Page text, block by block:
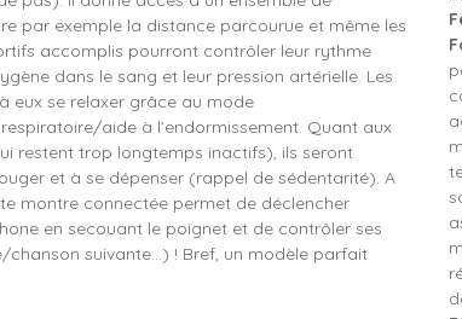
par exemple la distance parcourue et même les
accomplis pourront contrôler leur rythme
dans le sang et leur pression artérielle. Les
eux se relaxer grâce au mode
aide à l’endormissement. Quant aux
restent trop longtemps inactifs), ils seront
et à se dépenser (rappel de sédentarité). A
montre connectée permet de déclencher
en secouant le poignet et de contrôler ses
suivante...) ! Bref, un modèle parfait